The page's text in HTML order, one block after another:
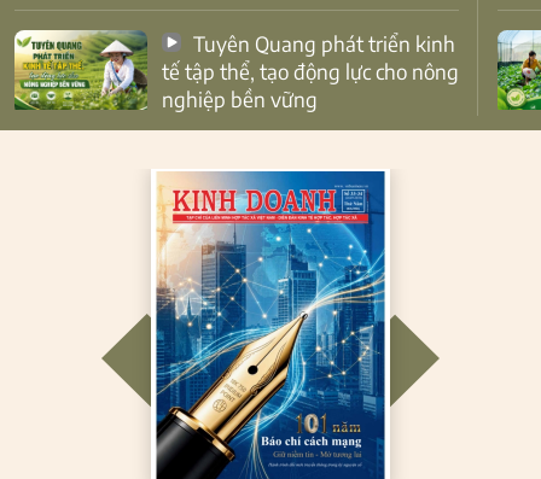
tế tập thể, tạo động lực cho nông
nghiệp bền vững